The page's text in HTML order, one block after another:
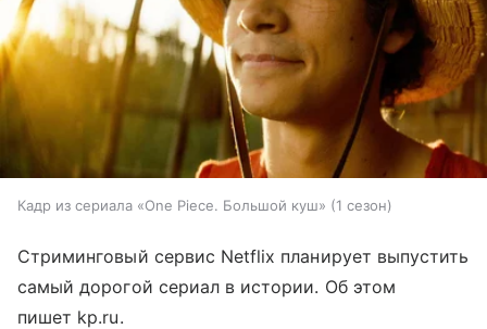
Кадр из сериала «One Piece. Большой куш» (1 сезон)
Стриминговый сервис Netflix планирует выпустить
самый дорогой сериал в истории. Об этом
пишет kp.ru.